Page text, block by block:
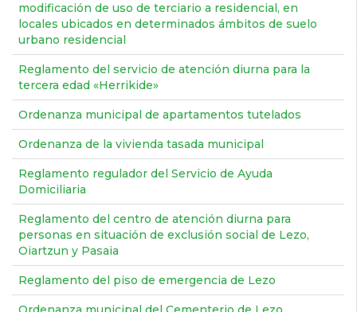
modificación de uso de terciario a residencial, en
locales ubicados en determinados ámbitos de suelo
urbano residencial
Reglamento del servicio de atención diurna para la
tercera edad «Herrikide»
Ordenanza municipal de apartamentos tutelados
Ordenanza de la vivienda tasada municipal
Reglamento regulador del Servicio de Ayuda
Domiciliaria
Reglamento del centro de atención diurna para
personas en situación de exclusión social de Lezo,
Oiartzun y Pasaia
Reglamento del piso de emergencia de Lezo